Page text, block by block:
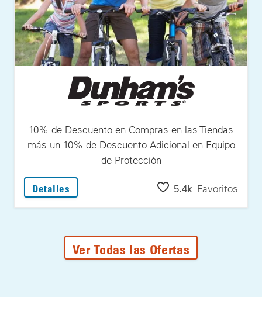
10% de Descuento en Compras en las Tiendas
más un 10% de Descuento Adicional en Equipo
de Protección
Detalles : 10% de Descuento en Compras en las
5.4k Favoritos
Ver Todas las Ofertas